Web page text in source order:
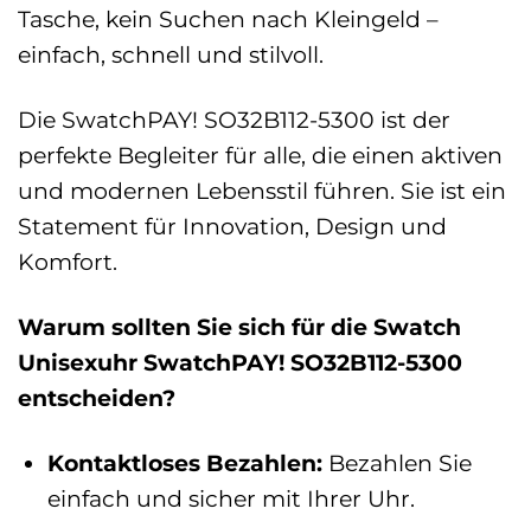
Tasche, kein Suchen nach Kleingeld –
einfach, schnell und stilvoll.
Die SwatchPAY! SO32B112-5300 ist der
perfekte Begleiter für alle, die einen aktiven
und modernen Lebensstil führen. Sie ist ein
Statement für Innovation, Design und
Komfort.
Warum sollten Sie sich für die Swatch
Unisexuhr SwatchPAY! SO32B112-5300
entscheiden?
Kontaktloses Bezahlen:Bezahlen Sie
einfach und sicher mit Ihrer Uhr.